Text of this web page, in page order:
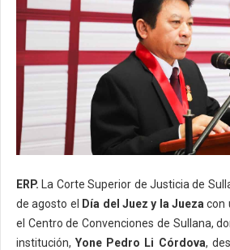
ERP. La Corte Superior de Justicia de
de agosto el
Día del Juez y la Jueza con
el Centro de Convenciones de Sullana,
institución,Yone Pedro Li Córdova,